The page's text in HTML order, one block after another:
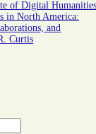
of Digital Humanities
in North America:
and
Curtis